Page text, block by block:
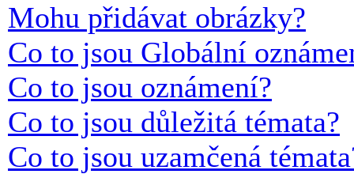
Mohu přidávat obrázky?
Co to jsou Globální
Co to jsou oznámení?
Co to jsou důležitá témata?
Co to jsou uzamčená